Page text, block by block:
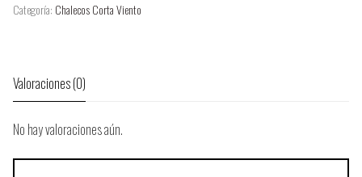
cantidad
Categoría: Chalecos Corta Viento
Valoraciones (0)
No hay valoraciones aún.